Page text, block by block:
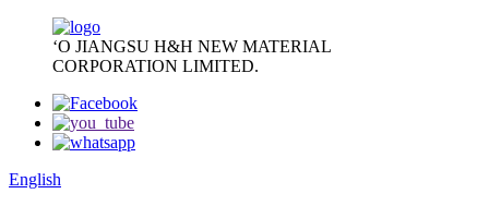
ʻO JIANGSU H&H NEW MATERIAL
CORPORATION LIMITED.
English